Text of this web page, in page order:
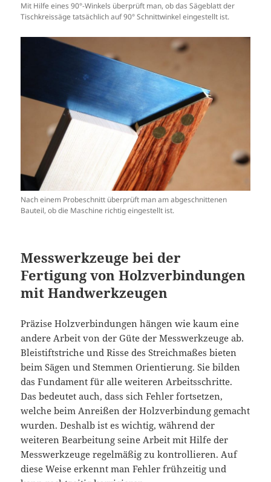
Mit Hilfe eines 90°-Winkels überprüft man, ob das Sägeblatt der
Tischkreissäge tatsächlich auf 90° Schnittwinkel eingestellt ist.
Nach einem Probeschnitt überprüft man am abgeschnittenen
Bauteil, ob die Maschine richtig eingestellt ist.
Messwerkzeuge bei der
Fertigung von Holzverbindungen
mit Handwerkzeugen
Präzise Holzverbindungen hängen wie kaum eine
andere Arbeit von der Güte der Messwerkzeuge ab.
Bleistiftstriche und Risse des Streichmaßes bieten
beim Sägen und Stemmen Orientierung. Sie bilden
das Fundament für alle weiteren Arbeitsschritte.
Das bedeutet auch, dass sich Fehler fortsetzen,
welche beim Anreißen der Holzverbindung gemacht
wurden. Deshalb ist es wichtig, während der
weiteren Bearbeitung seine Arbeit mit Hilfe der
Messwerkzeuge regelmäßig zu kontrollieren. Auf
diese Weise erkennt man Fehler frühzeitig und